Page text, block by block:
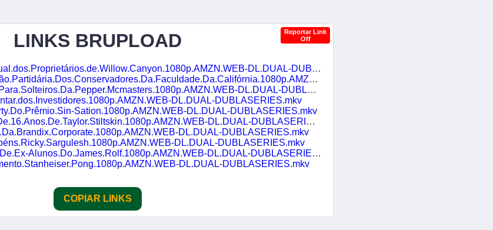
LINKS BRUPLOAD
Reportar Link
Off
Party.Down.S01E01.Festa.anual.dos.Proprietários.de.Willow.Canyon.1080p.AMZN.WEB-DL.DUAL-DUBLASERIES.mkv
DL.DUAL-DUBLASERIES.mkv
DL.DUAL-DUBLASERIES.mkv
DL.DUAL-DUBLASERIES.mkv
Sation.1080p.AMZN.WEB-DL.DUAL-DUBLASERIES.mkv
DL.DUAL-DUBLASERIES.mkv
DL.DUAL-DUBLASERIES.mkv
DL.DUAL-DUBLASERIES.mkv
Alunos.Do.James.Rolf.1080p.AMZN.WEB-DL.DUAL-DUBLASERIES.mkv
DL.DUAL-DUBLASERIES.mkv
COPIAR LINKS